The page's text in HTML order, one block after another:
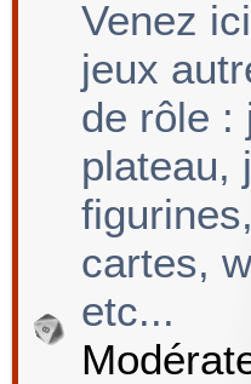
Venez
jeux
de rôle :
plateau,
cartes,
etc...